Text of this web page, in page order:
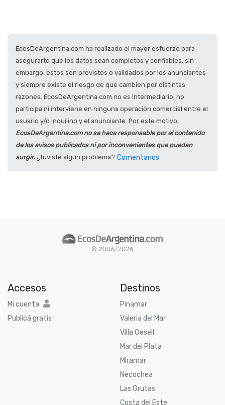
EcosDeArgentina.com ha realizado el mayor esfuerzo para
asegurarte que los datos sean completos y confiables, sin
embargo, estos son provistos o validados por los anunciantes
y siempre existe el riesgo de que cambien por distintas
razones. EcosDeArgentina.com no es intermediario, no
participa ni interviene en ninguna operación comercial entre el
usuario y/o inquilino y el anunciante. Por este motivo,
EcosDeArgentina.com no se hace responsable por el contenido
de los avisos publicados ni por inconvenientes que puedan
surgir. ¿Tuviste algún problema? Comentanos
© 2006/2026
Accesos
Mi cuenta
Publicá gratis
Destinos
Pinamar
Valeria del Mar
Villa Gesell
Mar del Plata
Miramar
Necochea
Las Grutas
Costa del Este